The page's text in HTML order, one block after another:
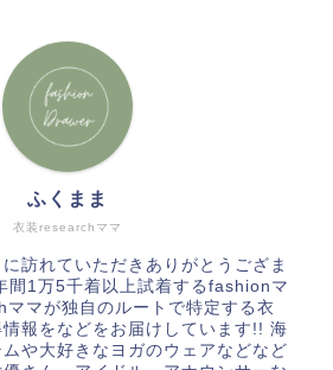
衣装researchママ
ふくまま
訪れていただきありがとうござま
間1万5千着以上試着するfashionマ
マが独自のルートで特定する衣
報をなどをお届けしています!! 海
や大好きなヨガのウェアなどなど